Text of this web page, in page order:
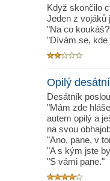
Když skončilo
Jeden z vojáků
"Na co
"Dívám se, kde
Opilý
Desátník
"Mám zde
autem opilý a
na svou
"Ano, pane, v
"A s kým jste
"S vámi pane."